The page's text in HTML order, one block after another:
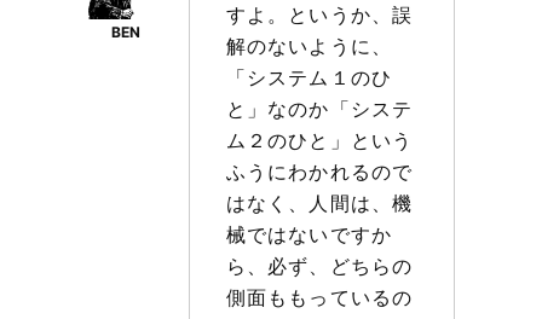
すよ。というか、誤
解のないように、
「システム１のひ
と」なのか「システ
ム２のひと」という
ふうにわかれるので
はなく、人間は、機
械ではないですか
ら、必ず、どちらの
側面ももっているの